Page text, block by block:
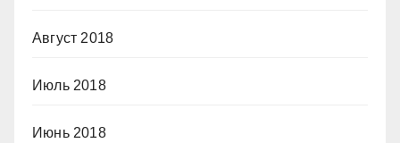
Август 2018
Июль 2018
Июнь 2018